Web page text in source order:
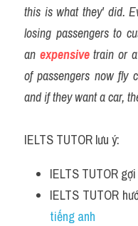
this is what they' did.
losing passengers to
an expensive train or a
of passengers now fly
and if they want a car,
IELTS TUTOR lưu ý:
IELTS TUTOR
IELTS TUTOR
tiếng anh